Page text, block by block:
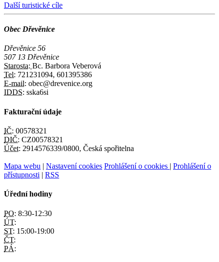
Další turistické cíle
Obec Dřevěnice
Dřevěnice 56
507 13 Dřevěnice
Starosta: Bc. Barbora Veberová
Tel: 721231094, 601395386
E-mail: obec@drevenice.org
IDDS: sska6si
Fakturační údaje
IČ: 00578321
DIČ: CZ00578321
Účet: 2914576339/0800, Česká spořitelna
Mapa webu | Nastavení cookies Prohlášení o cookies | Prohlášení o
přístupnosti | RSS
Úřední hodiny
PO: 8:30-12:30
ÚT:
ST: 15:00-19:00
ČT:
PÁ: